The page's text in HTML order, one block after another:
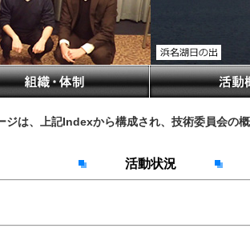
ジは、上記Indexから構成され、技術委員会の
活動状況